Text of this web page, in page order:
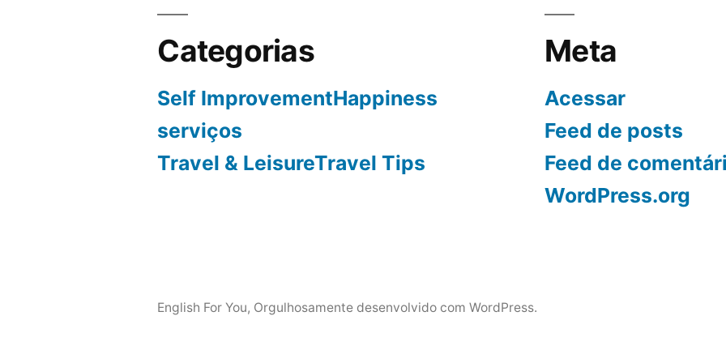
Categorias
Self ImprovementHappiness
serviços
Travel & LeisureTravel Tips
Meta
Acessar
Feed de posts
Feed de
WordPress.org
English For You, Orgulhosamente desenvolvido com WordPress.